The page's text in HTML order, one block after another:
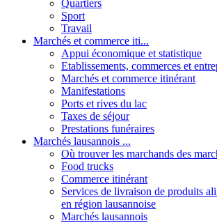
Quartiers
Sport
Travail
Marchés et commerce iti...
Appui économique et statistique
Etablissements, commerces et
Marchés et commerce itinérant
Manifestations
Ports et rives du lac
Taxes de séjour
Prestations funéraires
Marchés lausannois ...
Où trouver les marchands des
Food trucks
Commerce itinérant
Services de livraison de produits
en région lausannoise
Marchés lausannois